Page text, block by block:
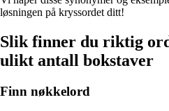
løsningen på kryssordet ditt!
Slik finner du riktig
ulikt antall bokstaver
Finn nøkkelord